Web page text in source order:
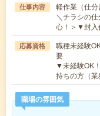
仕事内容
軽作業（仕分
＼チラシの
心！＞▼封入
応募資格
職種未経験
要
▼未経験OK
持ちの方（
職場の雰囲気